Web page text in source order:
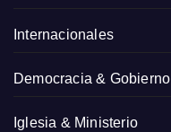
Internacionales
Democracia & Gobierno
Iglesia & Ministerio